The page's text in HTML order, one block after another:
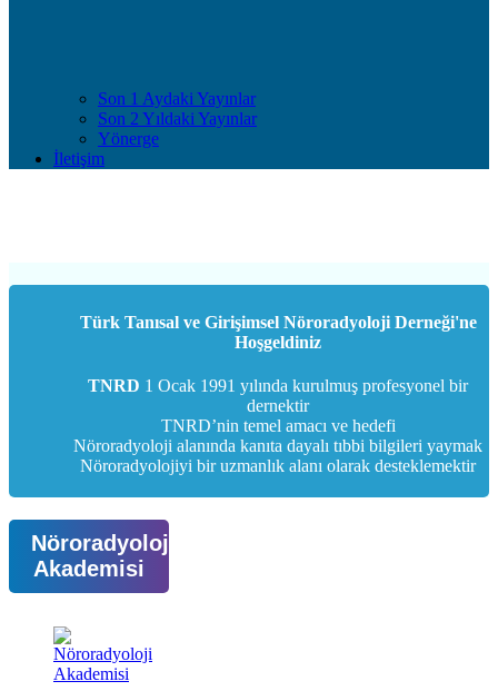
Son 1 Aydaki Yayınlar
Son 2 Yıldaki Yayınlar
Yönerge
İletişim
Türk Tanısal ve Girişimsel Nöroradyoloji Derneği'ne
Hoşgeldiniz
TNRD 1 Ocak 1991 yılında kurulmuş profesyonel bir
dernektir
TNRD’nin temel amacı ve hedefi
Nöroradyoloji alanında kanıta dayalı tıbbi bilgileri yaymak
Nöroradyolojiyi bir uzmanlık alanı olarak desteklemektir
Nöroradyoloji
Akademisi